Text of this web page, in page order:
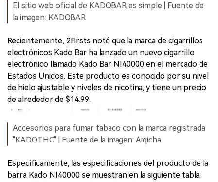
El sitio web oficial de KADOBAR es simple | Fuente de
la imagen: KADOBAR
Recientemente, 2Firsts notó que la marca de cigarrillos
electrónicos Kado Bar ha lanzado un nuevo cigarrillo
electrónico llamado Kado Bar NI40000 en el mercado de
Estados Unidos. Este producto es conocido por su nivel
de hielo ajustable y niveles de nicotina, y tiene un precio
de alrededor de $14.99.
Accesorios para fumar tabaco con la marca registrada
"KADOTHC" | Fuente de la imagen: Aiqicha
Específicamente, las especificaciones del producto de la
barra Kado NI40000 se muestran en la siguiente tabla: